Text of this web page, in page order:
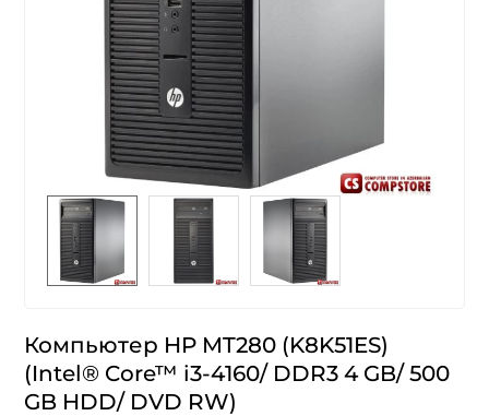
Компьютер HP MT280 (K8K51ES)
(Intel® Core™ i3-4160/ DDR3 4 GB/ 500
GB HDD/ DVD RW)